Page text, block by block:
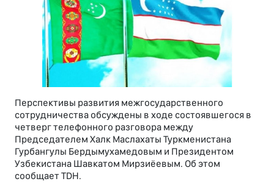
Перспективы развития межгосударственного
сотрудничества обсуждены в ходе состоявшегося в
четверг телефонного разговора между
Председателем Халк Маслахаты Туркменистана
Гурбангулы Бердымухамедовым и Президентом
Узбекистана Шавкатом Мирзиёевым. Об этом
сообщает TDH.